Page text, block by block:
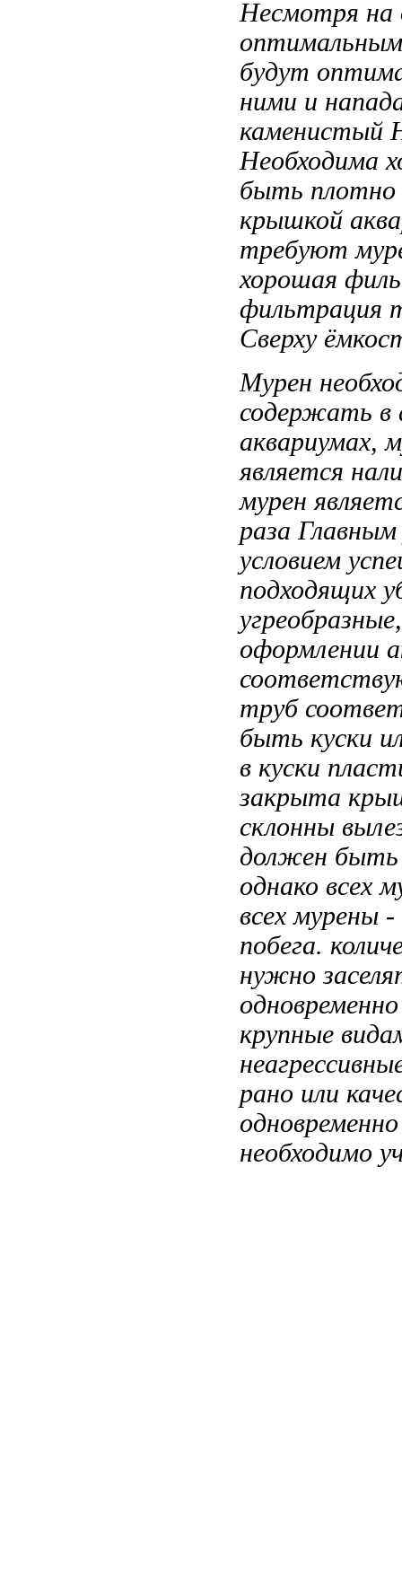
Несмотря на
будут
ними и
каменистый
Необходима
быть плотно
крышкой
требуют
хорошая
фильтрация
Сверху
Мурен
содержать в
аквариумах,
является
мурен
раза Главным
условием
подходящих
оформлении
труб
быть куски
в куски
закрыта
склонны
должен
однако всех
всех мурены -
побега.
нужно
крупные
рано или
необходимо